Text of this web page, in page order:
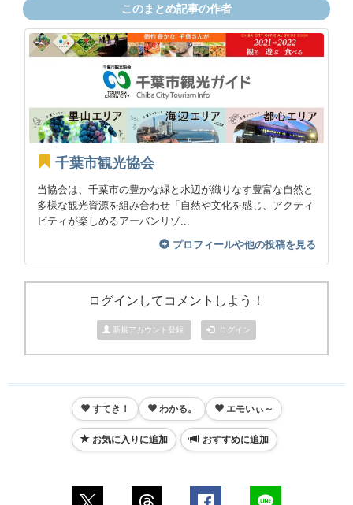
このまとめ記事の作者
千葉市観光協会
当協会は、千葉市の豊かな緑と水辺が織りなす豊富な自然と
多様な観光資源を組み合わせ「自然や文化を感じ、アクティ
ビティが楽しめるアーバンリゾ...
プロフィールや他の投稿を見る
ログインしてコメントしよう！
新規アカウント登録 ログイン
すてき！ わかる。 エモいぃ～
お気に入りに追加 おすすめに追加